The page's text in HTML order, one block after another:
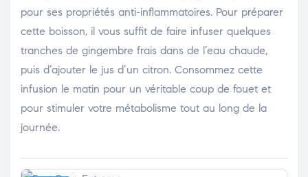
pour ses propriétés anti-inflammatoires. Pour préparer
cette boisson, il vous suffit de faire infuser quelques
tranches de gingembre frais dans de l’eau chaude,
puis d’ajouter le jus d’un citron. Consommez cette
infusion le matin pour un véritable coup de fouet et
pour stimuler votre métabolisme tout au long de la
journée.